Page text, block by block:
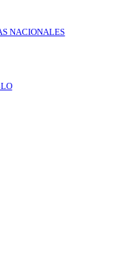
NACIONALES